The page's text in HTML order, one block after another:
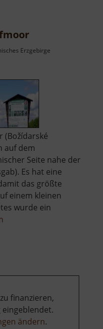
Erzgebirge
(Božídarské
auf dem
Seite nahe der
Es hat eine
das größte
einem kleinen
wurde ein
finanzieren,
ändern.